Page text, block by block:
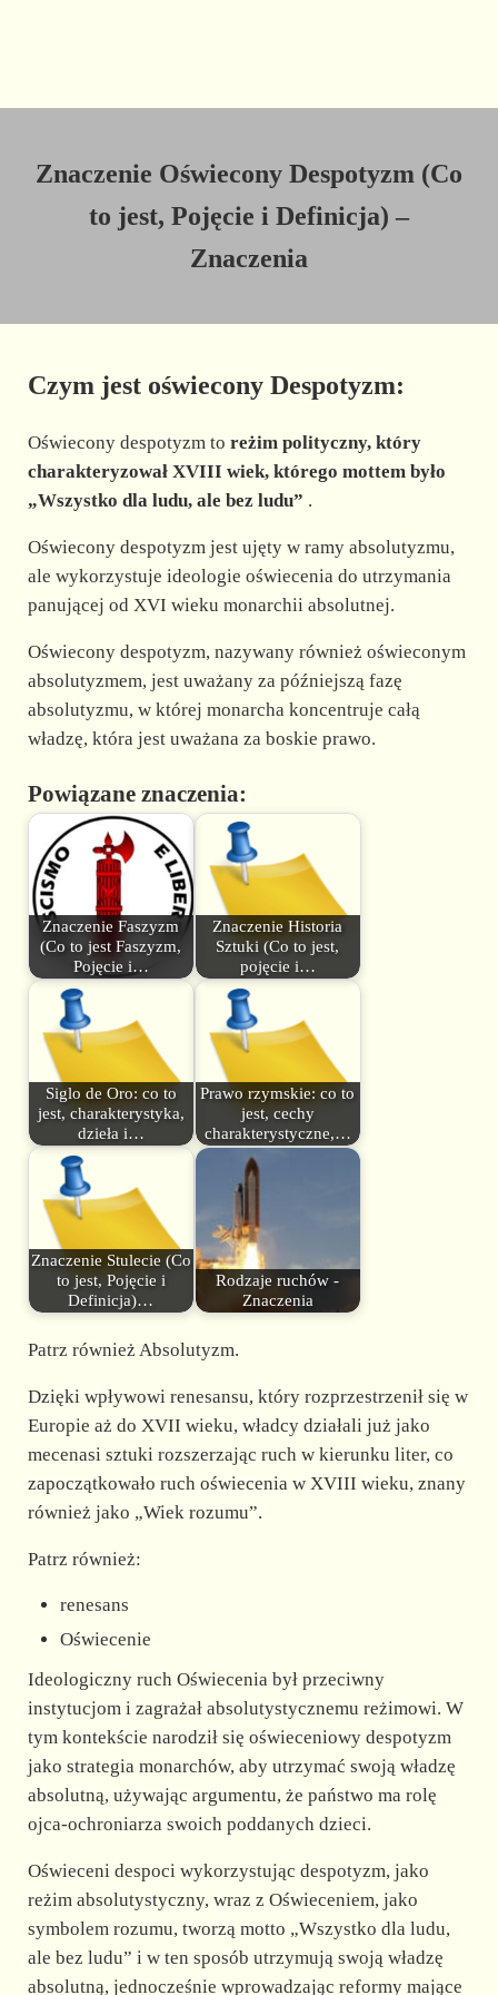
Znaczenie Oświecony Despotyzm (Co
to jest, Pojęcie i Definicja) –
Znaczenia
Czym jest oświecony Despotyzm:
Oświecony despotyzm to reżim polityczny, który
charakteryzował XVIII wiek, którego mottem było
„Wszystko dla ludu, ale bez ludu” .
Oświecony despotyzm jest ujęty w ramy absolutyzmu,
ale wykorzystuje ideologie oświecenia do utrzymania
panującej od XVI wieku monarchii absolutnej.
Oświecony despotyzm, nazywany również oświeconym
absolutyzmem, jest uważany za późniejszą fazę
absolutyzmu, w której monarcha koncentruje całą
władzę, która jest uważana za boskie prawo.
Powiązane znaczenia:
Znaczenie Faszyzm
(Co to jest Faszyzm,
Pojęcie i…
Znaczenie Historia
Sztuki (Co to jest,
pojęcie i…
Siglo de Oro: co to
jest, charakterystyka,
dzieła i…
Prawo rzymskie: co to
jest, cechy
charakterystyczne,…
Znaczenie Stulecie (Co
to jest, Pojęcie i
Definicja)…
Rodzaje ruchów -
Znaczenia
Patrz również Absolutyzm.
Dzięki wpływowi renesansu, który rozprzestrzenił się w
Europie aż do XVII wieku, władcy działali już jako
mecenasi sztuki rozszerzając ruch w kierunku liter, co
zapoczątkowało ruch oświecenia w XVIII wieku, znany
również jako „Wiek rozumu”.
Patrz również:
renesans
Oświecenie
Ideologiczny ruch Oświecenia był przeciwny
instytucjom i zagrażał absolutystycznemu reżimowi. W
tym kontekście narodził się oświeceniowy despotyzm
jako strategia monarchów, aby utrzymać swoją władzę
absolutną, używając argumentu, że państwo ma rolę
ojca-ochroniarza swoich poddanych dzieci.
Oświeceni despoci wykorzystując despotyzm, jako
reżim absolutystyczny, wraz z Oświeceniem, jako
symbolem rozumu, tworzą motto „Wszystko dla ludu,
ale bez ludu” i w ten sposób utrzymują swoją władzę
absolutną, jednocześnie wprowadzając reformy mające